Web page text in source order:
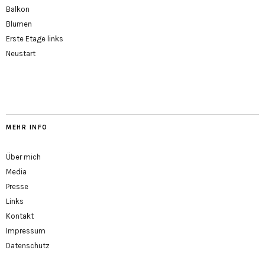
Balkon
Blumen
Erste Etage links
Neustart
MEHR INFO
Über mich
Media
Presse
Links
Kontakt
Impressum
Datenschutz